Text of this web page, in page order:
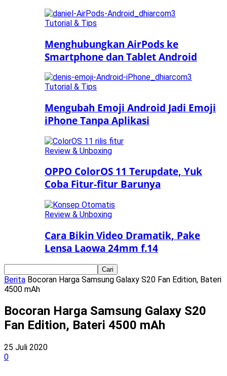
Tutorial & Tips
Menghubungkan AirPods ke
Smartphone dan Tablet Android
Tutorial & Tips
Mengubah Emoji Android Jadi Emoji
iPhone Tanpa Aplikasi
Review & Unboxing
OPPO ColorOS 11 Terupdate, Yuk
Coba Fitur-fitur Barunya
Review & Unboxing
Cara Bikin Video Dramatik, Pake
Lensa Laowa 24mm f.14
Berita Bocoran Harga Samsung Galaxy S20 Fan Edition, Bateri
4500 mAh
Bocoran Harga Samsung Galaxy S20
Fan Edition, Bateri 4500 mAh
25 Juli 2020
0